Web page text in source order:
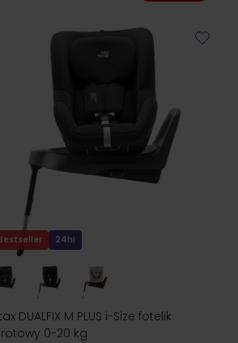
24h!
DUALFIX M PLUS i-Size fotelik
0-20 kg